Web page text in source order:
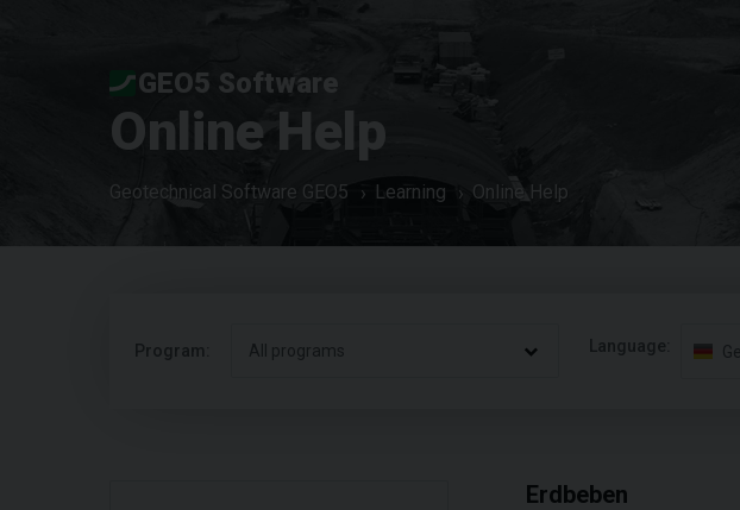
GEO5 Software
Online Help
Geotechnical Software GEO5 Learning Online Help
Program: All programs Language:
Erdbeben